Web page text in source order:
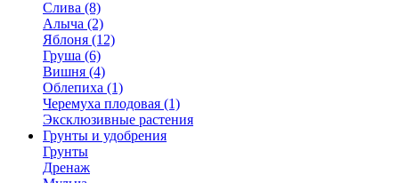
Слива (8)
Алыча (2)
Яблоня (12)
Груша (6)
Вишня (4)
Облепиха (1)
Черемуха плодовая (1)
Эксклюзивные растения
Грунты и удобрения
Грунты
Дренаж